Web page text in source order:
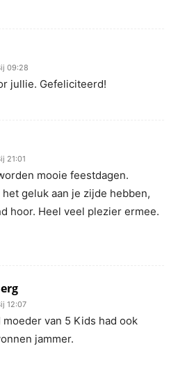
09:28
jullie. Gefeliciteerd!
21:01
mooie feestdagen.
geluk aan je zijde hebben,
hoor. Heel veel plezier ermee.
12:07
van 5 Kids had ook
jammer.